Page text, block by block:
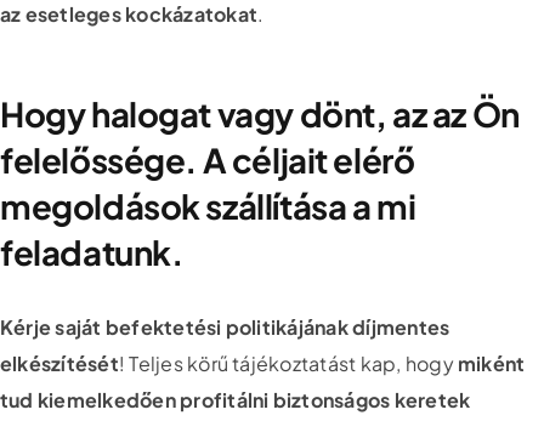
az esetleges kockázatokat.
Hogy halogat vagy dönt, az az Ön
felelőssége. A céljait elérő
megoldások szállítása a mi
feladatunk.
Kérje saját befektetési politikájának díjmentes
elkészítését! Teljes körű tájékoztatást kap, hogymiként
tud kiemelkedően profitálni biztonságos keretek